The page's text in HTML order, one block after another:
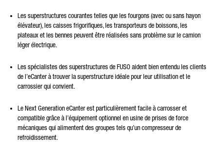
Les superstructures courantes telles que les fourgons (avec ou sans hayon
élévateur), les caisses frigorifiques, les transporteurs de boissons, les
plateaux et les bennes peuvent être réalisées sans problème sur le camion
léger électrique.
Les spécialistes des superstructures de FUSO aident bien entendu les clients
de l’eCanter à trouver la superstructure idéale pour leur utilisation et le
carrossier qui convient.
Le Next Generation eCanter est particulièrement facile à carrosser et
compatible grâce à l’équipement optionnel en usine de prises de force
mécaniques qui alimentent des groupes tels qu’un compresseur de
refroidissement.